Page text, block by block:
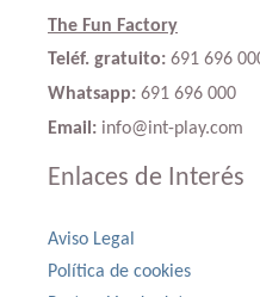
The Fun Factory
Teléf. gratuito: 691 696
Whatsapp: 691 696 000
Email: info@int-play.com
Enlaces de Interés
Aviso Legal
Política de cookies